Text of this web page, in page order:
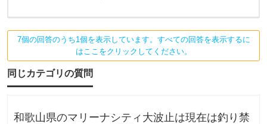
円
出
し
ダ
イ
ワ
の
7個の回答のうち1個を表示しています。すべての回答を表示するに
はここをクリックしてください。
同じカテゴリの質問
和歌山県のマリーナシティ大波止は現在は釣り禁